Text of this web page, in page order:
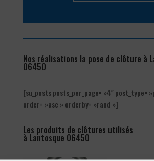
Nos réalisations la pose de clôture à
06450
[su_posts posts_per_page= »4″ post_type=
order= »asc » orderby= »rand »]
Les produits de clôtures utilisés
à Lantosque 06450